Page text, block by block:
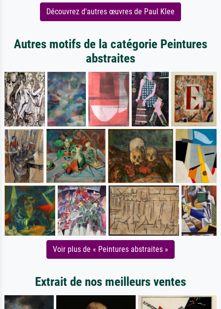
Découvrez d'autres œuvres de Paul Klee
Autres motifs de la catégorie Peintures
abstraites
Voir plus de « Peintures abstraites »
Extrait de nos meilleurs ventes